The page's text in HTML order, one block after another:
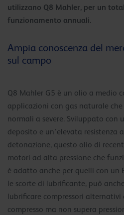
utilizzano Q8 Mahler, per un
funzionamento annuali.
Ampia conoscenza del
sul campo
Q8 Mahler G5 è un olio a medio
applicazioni con gas naturale
normali a severe. Sviluppato con
deposito e un’elevata resistenza
detonazione, questo olio di
motori ad alta pressione che
è adatto anche per quelli con un
le scorte di lubrificante, può
lubrificare compressori alternativi
compresso ma non supera